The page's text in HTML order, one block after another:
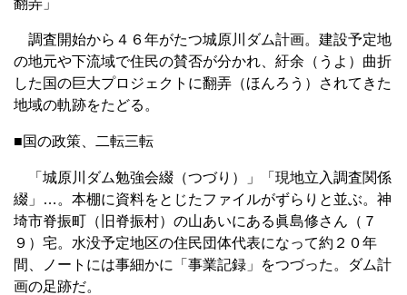
調査開始から４６年がたつ城原川ダム計画。建設予定地
の地元や下流域で住民の賛否が分かれ、紆余（うよ）曲折
した国の巨大プロジェクトに翻弄（ほんろう）されてきた
地域の軌跡をたどる。
■国の政策、二転三転
「城原川ダム勉強会綴（つづり）」「現地立入調査関係
綴」…。本棚に資料をとじたファイルがずらりと並ぶ。神
埼市脊振町（旧脊振村）の山あいにある眞島修さん（７
９）宅。水没予定地区の住民団体代表になって約２０年
間、ノートには事細かに「事業記録」をつづった。ダム計
画の足跡だ。